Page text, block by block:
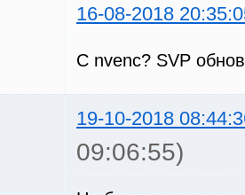
16-08-2018
С nvenc? SVP
19-10-2018
09:06:55)